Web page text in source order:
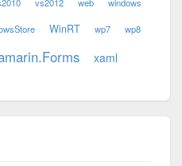
vs2012 web windows
WinRT wp7 wp8
xaml